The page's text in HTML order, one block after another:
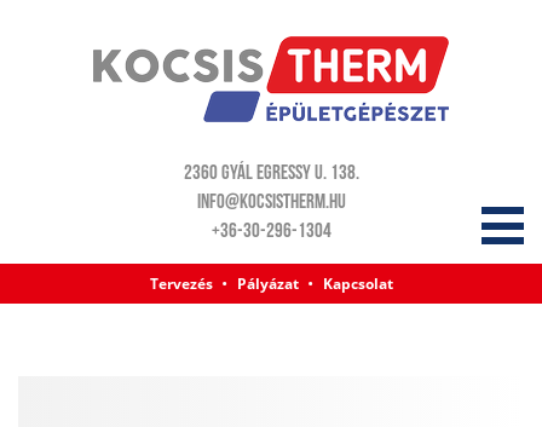
2360 Gyál Egressy u. 138.
info@kocsistherm.hu
+36-30-296-1304
Tervezés Pályázat Kapcsolat